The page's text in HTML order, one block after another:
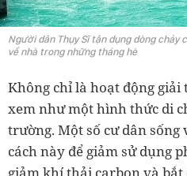
Người dân Thụy Sĩ tận dụng dòng chảy
về nhà trong những tháng hè
Không chỉ là hoạt động giải
xem như một hình thức di
trường. Một số cư dân sống
cách này để giảm sử dụng